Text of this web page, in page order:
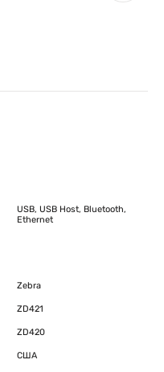
USB, USB Host, Bluetooth,
Ethernet
Zebra
ZD421
ZD420
США